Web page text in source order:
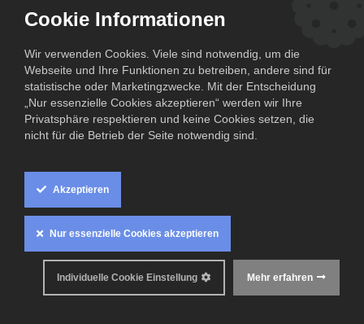
Penne mit Shrimps in Zitronen-
Dill-Sauce
8,50
Inkl. MwSt. zzgl.Versandkosten
0
Cookie Informationen
Wir verwenden Cookies. Viele sind notwendig, um die
Webseite und Ihre Funktionen zu betreiben, andere sind für
statistische oder Marketingzwecke. Mit der Entscheidung
„Nur essenzielle Cookies akzeptieren“ werden wir Ihre
Privatsphäre respektieren und keine Cookies setzen, die
nicht für die Betrieb der Seite notwendig sind.
Akzeptieren
Nur essenzielle Cookies akzeptieren
Mehr erfahren
Individuelle Cookie Einstellung